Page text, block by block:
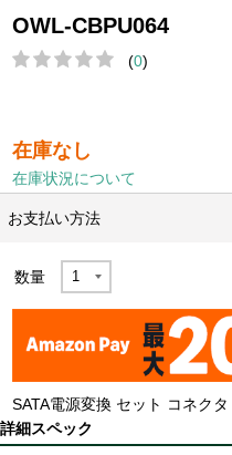
OWL-CBPU064
(0)
在庫なし
在庫状況について
お支払い方法
数量
SATA電源変換 セット コネクタ
詳細スペック